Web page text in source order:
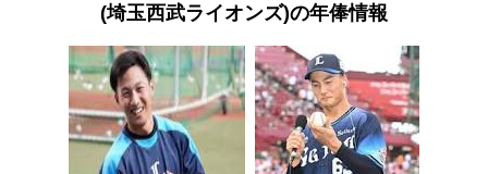
(埼玉西武ライオンズ)の年俸情報